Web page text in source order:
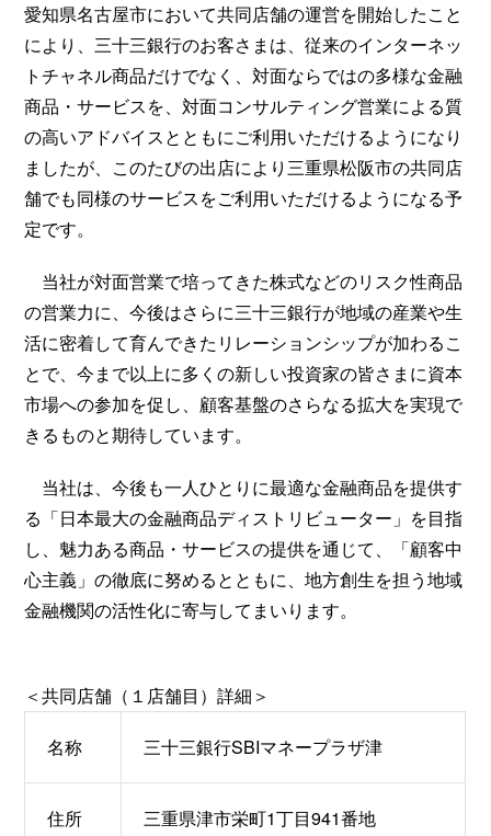
愛知県名古屋市において共同店舗の運営を開始したこと
により、三十三銀行のお客さまは、従来のインターネッ
トチャネル商品だけでなく、対面ならではの多様な金融
商品・サービスを、対面コンサルティング営業による質
の高いアドバイスとともにご利用いただけるようになり
ましたが、このたびの出店により三重県松阪市の共同店
舗でも同様のサービスをご利用いただけるようになる予
定です。
当社が対面営業で培ってきた株式などのリスク性商品
の営業力に、今後はさらに三十三銀行が地域の産業や生
活に密着して育んできたリレーションシップが加わるこ
とで、今まで以上に多くの新しい投資家の皆さまに資本
市場への参加を促し、顧客基盤のさらなる拡大を実現で
きるものと期待しています。
当社は、今後も一人ひとりに最適な金融商品を提供す
る「日本最大の金融商品ディストリビューター」を目指
し、魅力ある商品・サービスの提供を通じて、「顧客中
心主義」の徹底に努めるとともに、地方創生を担う地域
金融機関の活性化に寄与してまいります。
＜共同店舗（１店舗目）詳細＞
名称 三十三銀行SBIマネープラザ津
住所 三重県津市栄町1丁目941番地